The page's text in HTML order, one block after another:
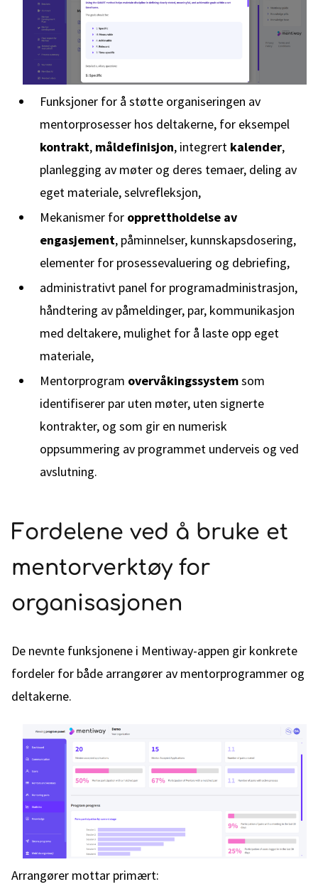
Funksjoner for å støtte organiseringen av
mentorprosesser hos deltakerne, for eksempel
kontrakt, måldefinisjon, integrert kalender,
planlegging av møter og deres temaer, deling av
eget materiale, selvrefleksjon,
Mekanismer for opprettholdelse av
engasjement, påminnelser, kunnskapsdosering,
elementer for prosessevaluering og debriefing,
administrativt panel for programadministrasjon,
håndtering av påmeldinger, par, kommunikasjon
med deltakere, mulighet for å laste opp eget
materiale,
Mentorprogram overvåkingssystemsom
identifiserer par uten møter, uten signerte
kontrakter, og som gir en numerisk
oppsummering av programmet underveis og ved
avslutning.
Fordelene ved å bruke et
mentorverktøy for
organisasjonen
De nevnte funksjonene i Mentiway-appen gir konkrete
fordeler for både arrangører av mentorprogrammer og
deltakerne.
Arrangører mottar primært: